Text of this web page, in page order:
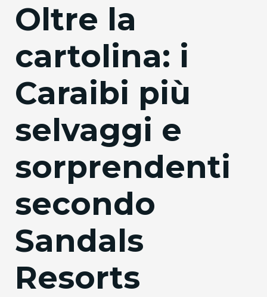
Oltre la
cartolina: i
Caraibi più
selvaggi e
sorprendenti
secondo
Sandals
Resorts